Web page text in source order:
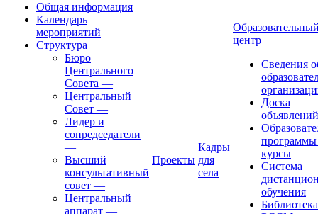
Общая информация
Календарь
мероприятий
Структура
Бюро
Центрального
Совета —
Центральный
Совет —
Лидер и
сопредседатели
—
Высший
консультативный
совет —
Центральный
аппарат —
Проекты
Кадры
для
села
центр
Сведения
Доска
объявлений
курсы
Система
обучения
Библиотека